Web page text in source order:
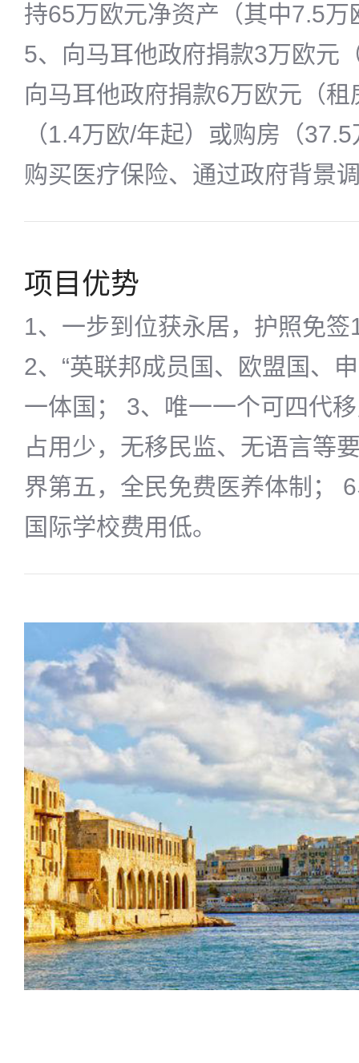
持65万欧元净资产（其中7.5
5、向马耳他政府捐款3万欧元
向马耳他政府捐款6万欧元（
（1.4万欧/年起）或购房（
购买医疗保险、通过政府背景
项目优势
1、一步到位获永居，护照免
2、“英联邦成员国、欧盟国、
一体国； 3、唯一一个可四代
占用少，无移民监、无语言等
界第五，全民免费医养体制；
国际学校费用低。